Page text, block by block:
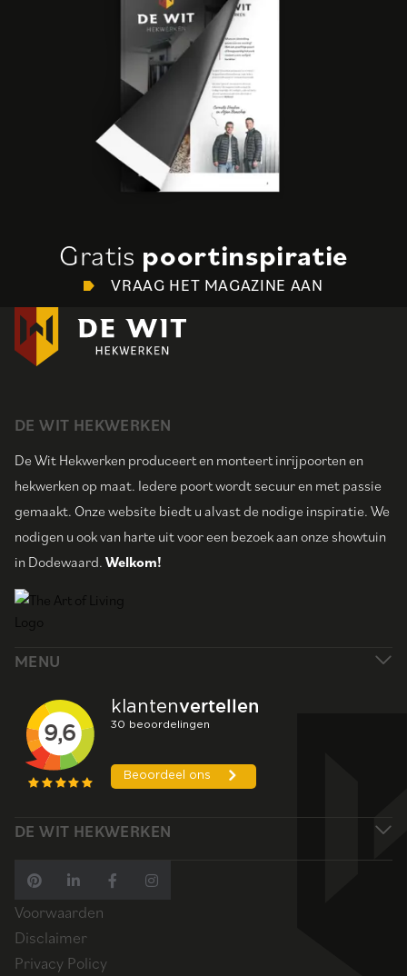
Gratis poortinspiratie
VRAAG HET MAGAZINE AAN
DE WIT HEKWERKEN
De Wit Hekwerken produceert en monteert inrijpoorten en
hekwerken op maat. Iedere poort wordt secuur en met passie
gemaakt. Onze website biedt u alvast de nodige inspiratie. We
nodigen u ook van harte uit voor een bezoek aan onze showtuin
in Dodewaard. Welkom!
MENU
DE WIT HEKWERKEN
Voorwaarden
Disclaimer
Privacy Policy